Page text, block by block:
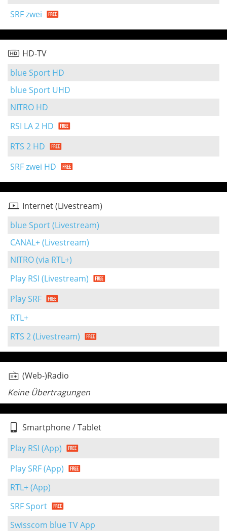
SRF zwei
HD-TV
blue Sport HD
blue Sport UHD
NITRO HD
RSI LA 2 HD
RTS 2 HD
SRF zwei HD
Internet (Livestream)
blue Sport (Livestream)
CANAL+ (Livestream)
NITRO (via RTL+)
Play RSI (Livestream)
Play SRF
RTL+
RTS 2 (Livestream)
(Web-)Radio
Keine Übertragungen
Smartphone / Tablet
Play RSI (App)
Play SRF (App)
RTL+ (App)
SRF Sport
Swisscom blue TV App